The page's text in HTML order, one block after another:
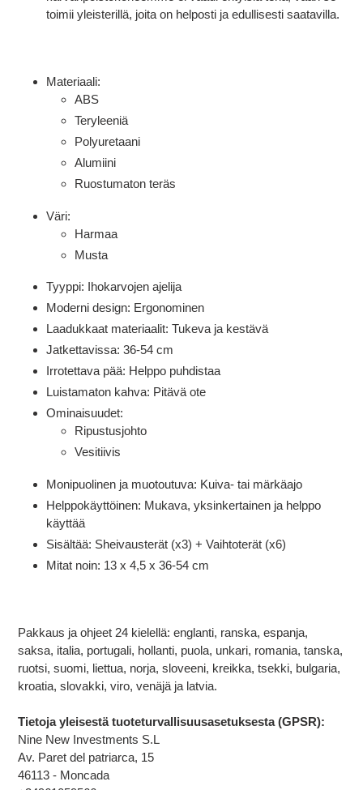
toimii yleisterillä, joita on helposti ja edullisesti saatavilla.
Materiaali:
ABS
Teryleeniä
Polyuretaani
Alumiini
Ruostumaton teräs
Väri:
Harmaa
Musta
Tyyppi: Ihokarvojen ajelija
Moderni design: Ergonominen
Laadukkaat materiaalit: Tukeva ja kestävä
Jatkettavissa: 36-54 cm
Irrotettava pää: Helppo puhdistaa
Luistamaton kahva: Pitävä ote
Ominaisuudet:
Ripustusjohto
Vesitiivis
Monipuolinen ja muotoutuva: Kuiva- tai märkäajo
Helppokäyttöinen: Mukava, yksinkertainen ja helppo
käyttää
Sisältää: Sheivausterät (x3) + Vaihtoterät (x6)
Mitat noin: 13 x 4,5 x 36-54 cm
Pakkaus ja ohjeet 24 kielellä: englanti, ranska, espanja,
saksa, italia, portugali, hollanti, puola, unkari, romania, tanska,
ruotsi, suomi, liettua, norja, sloveeni, kreikka, tsekki, bulgaria,
kroatia, slovakki, viro, venäjä ja latvia.
Tietoja yleisestä tuoteturvallisuusasetuksesta (GPSR):
Nine New Investments S.L
Av. Paret del patriarca, 15
46113 - Moncada